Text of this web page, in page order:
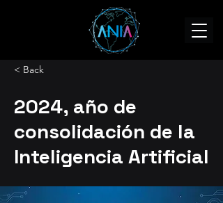
< Back
2024, año de
consolidación de la
Inteligencia Artificial